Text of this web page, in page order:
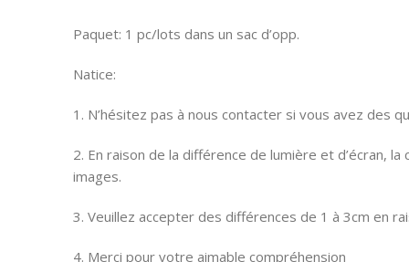
Paquet: 1 pc/lots dans un sac d’opp.
Natice:
1. N’hésitez pas à nous contacter si vous avez des
2. En raison de la différence de lumière et d’écran,
images.
3. Veuillez accepter des différences de 1 à 3cm en
4. Merci pour votre aimable compréhension